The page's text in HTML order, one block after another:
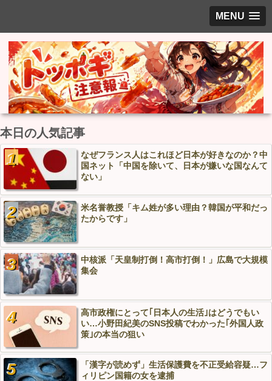
MENU
本日の人気記事
なぜフランス人はこれほど日本が好きなのか？中
国ネット「中国を除いて、日本が嫌いな国なんて
ない」
米名誉教授「キム姓が多い理由？韓国が平和だっ
たからです」
中核派「天皇制打倒！高市打倒！」広島で大規模
集会
高市政権にとって｢日本人の生活｣はどうでもい
い…小野田紀美のSNS投稿でわかった｢外国人政
策｣の本当の狙い
「漢字が読めず」生活保護費を不正受給容疑…フ
ィリピン国籍の女を逮捕